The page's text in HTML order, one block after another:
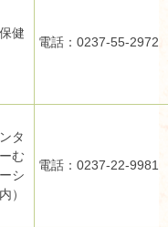
健
電話：0237-55-2972
タ
む
シ
）
電話：0237-22-9981